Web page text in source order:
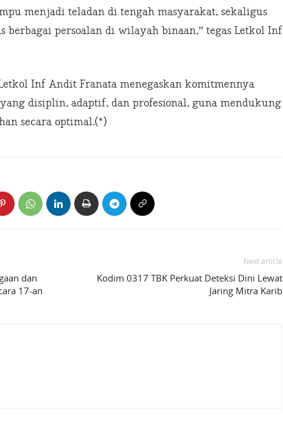
menjadi teladan di tengah masyarakat, sekaligus
berbagai persoalan di wilayah binaan,” tegas Letkol Inf
Inf Andit Franata menegaskan komitmennya
disiplin, adaptif, dan profesional, guna mendukung
secara optimal.(*)
dan
17-an
Next article
Kodim 0317 TBK Perkuat Deteksi Dini Lewat
Jaring Mitra Karib